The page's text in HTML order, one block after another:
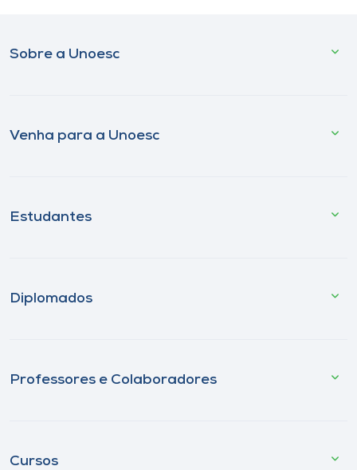
Sobre a Unoesc
Venha para a Unoesc
Estudantes
Diplomados
Professores e Colaboradores
Cursos